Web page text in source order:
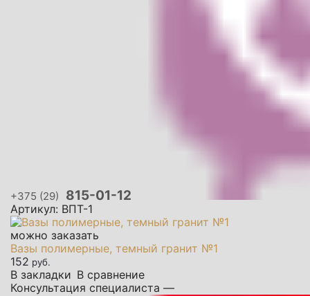
+375 (29) 815-01-12
Артикул: ВПТ-1
можно заказать
Вазы полимерные, темный гранит №1
152 руб.
В закладки В сравнение
Консультация специалиста —